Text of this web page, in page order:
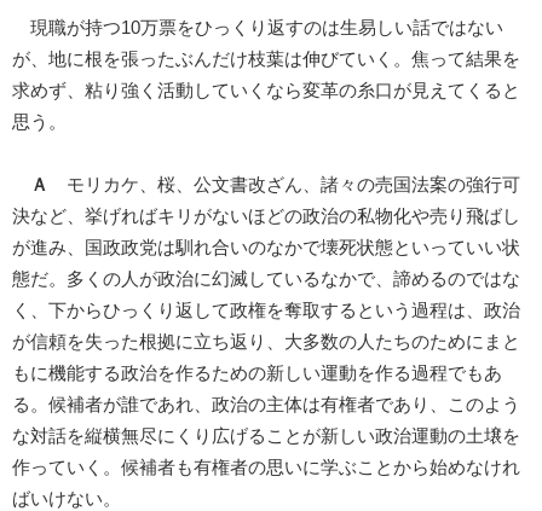
現職が持つ10万票をひっくり返すのは生易しい話ではない
が、地に根を張ったぶんだけ枝葉は伸びていく。焦って結果を
求めず、粘り強く活動していくなら変革の糸口が見えてくると
思う。
Ａ
モリカケ、桜、公文書改ざん、諸々の売国法案の強行可
決など、挙げればキリがないほどの政治の私物化や売り飛ばし
が進み、国政政党は馴れ合いのなかで壊死状態といっていい状
態だ。多くの人が政治に幻滅しているなかで、諦めるのではな
く、下からひっくり返して政権を奪取するという過程は、政治
が信頼を失った根拠に立ち返り、大多数の人たちのためにまと
もに機能する政治を作るための新しい運動を作る過程でもあ
る。候補者が誰であれ、政治の主体は有権者であり、このよう
な対話を縦横無尽にくり広げることが新しい政治運動の土壌を
作っていく。候補者も有権者の思いに学ぶことから始めなけれ
ばいけない。